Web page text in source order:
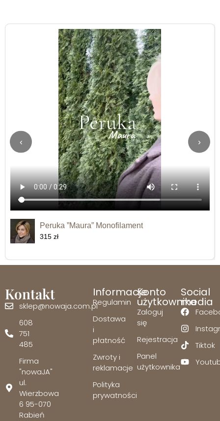
‹ ›
Peruka ”Maura” Monofilament
315 zł
Kontakt
sklep@nowaja.com.pl
608
751
485
Firma
"nowaJA"
ul.
Wierzbowa
6 95-070
Rabień
Informacje
Regulamin
Dostawa
i
płatność
Zwroty i
reklamacje
Polityka
prywatności
Konto
użytkownika
Zaloguj
się
Rejestracja
Panel
użytkownika
Social
media
Tiktok